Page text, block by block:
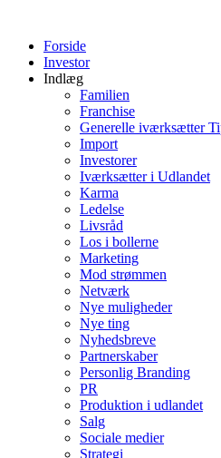
indholdForside
Investor
Indlæg
Familien
Franchise
Generelle iværksætter
Import
Investorer
Iværksætter i Udlandet
Karma
Ledelse
Livsråd
Los i bollerne
Marketing
Mod strømmen
Netværk
Nye muligheder
Nye ting
Nyhedsbreve
Partnerskaber
Personlig Branding
PR
Produktion i udlandet
Salg
Sociale medier
Strategi